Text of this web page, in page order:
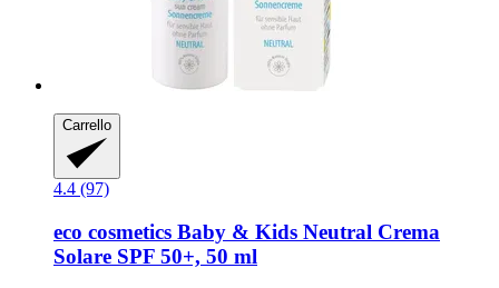
Carrello
4.4 (97)
eco cosmetics Baby & Kids Neutral Crema
Solare SPF 50+, 50 ml